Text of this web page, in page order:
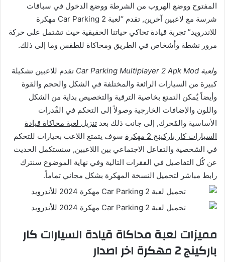
المفتوح ووضع الهروب من الشرطة ووضع الدخول في سباقات
شرسة مع لاعبين آخرين, تقدم “لعبة Car Parking 2 مهكرة
للاندرويد” تجربة قيادة تحاكي حياتنا الحقيقية حيث تشتمل على حركة
مرور نشطة وأشخاص في الطريق ومحاكاة للطقس وما إلى ذلك.
ولعبة Car Parking Multiplayer 2 Apk Mod
تقدم للاعبين تشكيلة
كبيرة من السيارات الرائعة والمختلفة في الشكل والحجم والقوة
وأيضاً يٌمكن التمتع بخاصية الترقية والتخصيص بداية من الشكل
واللون والإضافات الخارجية وصولاً إلى التحكم في القٌدرات
الأساسية والمٌحرك, إلى جانب ذلك بعد تنزيل لعبة محاكاة قيادة
السيارات كار باركينج 2 مهكرة
سوف يتمتع اللاعب بخيارات للتحكم
في الشخصية والتفاعل الاجتماعي بين اللاعبين, سنستكمل الحديث
عن كٌل التفاصيل في الفقرات التالية وفي نهاية الموضوع سنترك
رابط مباشر لتحميل النسخة المهكرة بشكل مجاني تماماً.
مميزات لعبة محاكاة قيادة السيارات كار
باركينج 2 مهكرة اخر اصدار